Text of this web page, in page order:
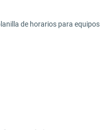
de horarios para equipos